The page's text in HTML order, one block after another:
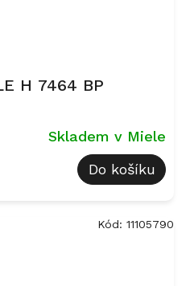
H 7464 BP
Skladem v Miele
Do košíku
Kód: 11105790